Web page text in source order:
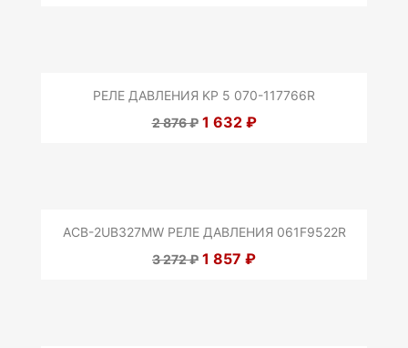
РЕЛЕ ДАВЛЕНИЯ KP 5 070-117766R
2 876 ₽ 1 632 ₽
ACB-2UB327MW РЕЛЕ ДАВЛЕНИЯ 061F9522R
3 272 ₽ 1 857 ₽